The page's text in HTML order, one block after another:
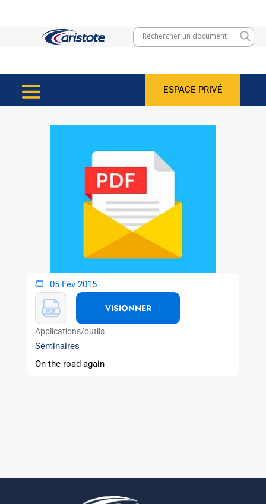
ESPACE PRIVÉ
05 Fév 2015
VISIONNER
Applications/outils
Séminaires
On the road again